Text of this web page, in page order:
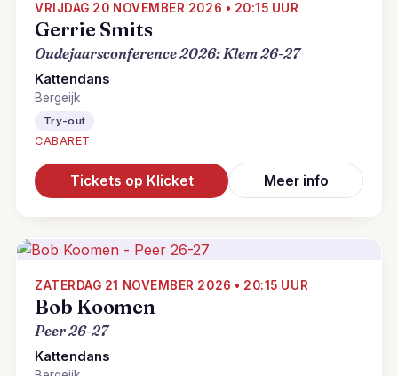
VRIJDAG 20 NOVEMBER 2026 • 20:15 UUR
Gerrie Smits
Oudejaarsconference 2026: Klem 26-27
Kattendans
Bergeijk
Try-out
CABARET
Tickets op Klicket Meer info
ZATERDAG 21 NOVEMBER 2026 • 20:15 UUR
Bob Koomen
Peer 26-27
Kattendans